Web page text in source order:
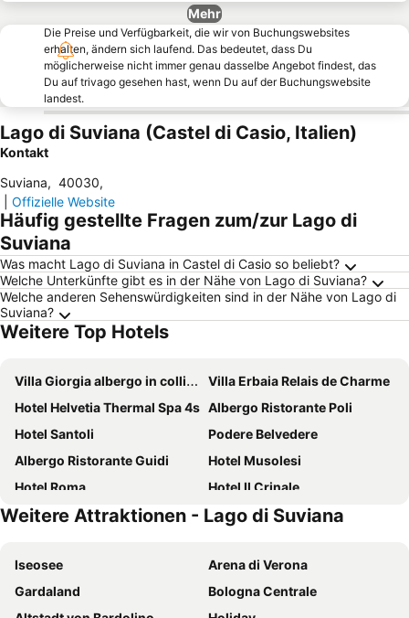
Mehr
Die Preise und Verfügbarkeit, die wir von Buchungswebsites
erhalten, ändern sich laufend. Das bedeutet, dass Du
möglicherweise nicht immer genau dasselbe Angebot findest, das
Du auf trivago gesehen hast, wenn Du auf der Buchungswebsite
landest.
Lago di Suviana (Castel di Casio, Italien)
Kontakt
Suviana, 40030,
Offizielle Website
Häufig gestellte Fragen zum/zur Lago di
Suviana
Was macht Lago di Suviana in Castel di Casio so beliebt?
Welche Unterkünfte gibt es in der Nähe von Lago di Suviana?
Welche anderen Sehenswürdigkeiten sind in der Nähe von Lago di
Suviana?
Weitere Top Hotels
Villa Giorgia albergo in collina e Ristorante Panoramico
Villa Erbaia Relais de Charme
Hotel Helvetia Thermal Spa 4s Albergo Ristorante Poli
Hotel Santoli
Podere Belvedere
Albergo Ristorante Guidi
Hotel Musolesi
Hotel Roma
Hotel Il Crinale
Podere Campofossato
Lo Zodiaco
Hotel Italia
Hotel Il Fondaccio
Hotel Veles
Hotel La Pace
Weitere Attraktionen - Lago di Suviana
Iseosee
Arena di Verona
Gardaland
Bologna Centrale